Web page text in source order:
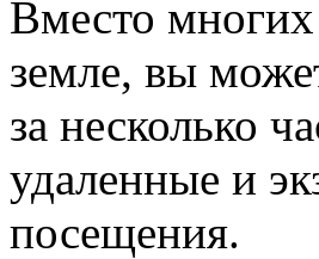
Вместо
земле, вы
за несколько
удаленные и
посещения.